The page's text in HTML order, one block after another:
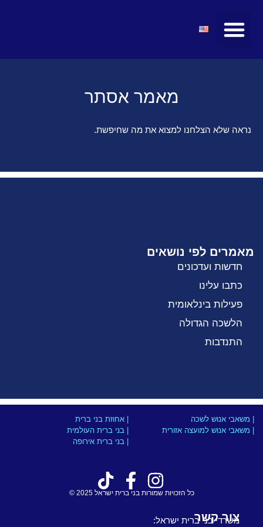
מאמר אסתר
נראה שלא הצלחנו למצוא את מה שחיפשת.
מאמרים לפי נושאים
חדשות ועדכונים
כתבו עלינו
פעילות בינלאומית
הלשכה הגדולה
התנדבות
| משאבי אנוש לשכה
| משאבי אנוש למועצה אזורית
| אחוזת בני ברית
| בני ברית העולמית
| בני ברית אירופה
כל הזכויות שמורות בני ברית ישראל 2025 ©
צור קשר
משרדי בני ברית ישראל: